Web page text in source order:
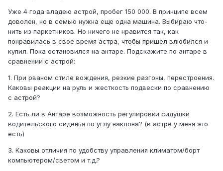
Уже 4 года владею астрой, пробег 150 000. В принципе всем
доволен, но в семью нужна еще одна машина. Выбираю что-
нить из паркетников. Но ничего не нравится так, как
понравилась в свое время астра, чтобы пришел влюбился и
купил. Пока остановился на антаре. Подскажите по антаре в
сравнении с астрой:
1. При рваном стиле вождения, резкие разгоны, перестроения.
Каковы реакции на руль и жесткость подвески по сравнению
с астрой?
2. Есть ли в Антаре возможность регулировки сидушки
водительского сиденья по углу наклона? (в астре у меня это
есть)
3. Каковы отличия по удобству управления климатом/борт
компьютером/светом и т.д.?